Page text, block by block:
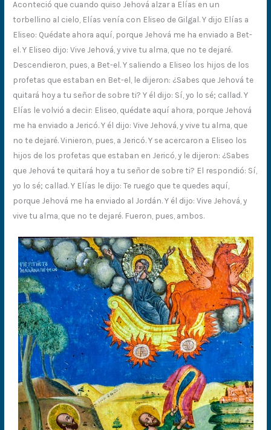
Aconteció que cuando quiso Jehová alzar a Elías en un
torbellino al cielo, Elías venía con Eliseo de Gilgal. Y dijo Elías a
Eliseo: Quédate ahora aquí, porque Jehová me ha enviado a Bet-
el. Y Eliseo dijo: Vive Jehová, y vive tu alma, que no te dejaré.
Descendieron, pues, a Bet-el. Y saliendo a Eliseo los hijos de los
profetas que estaban en Bet-el, le dijeron: ¿Sabes que Jehová te
quitará hoy a tu señor de sobre ti? Y él dijo: Sí, yo lo sé; callad. Y
Elías le volvió a decir: Eliseo, quédate aquí ahora, porque Jehová
me ha enviado a Jericó. Y él dijo: Vive Jehová, y vive tu alma, que
no te dejaré. Vinieron, pues, a Jericó. Y se acercaron a Eliseo los
hijos de los profetas que estaban en Jericó, y le dijeron: ¿Sabes
que Jehová te quitará hoy a tu señor de sobre ti? El respondió: Sí,
yo lo sé; callad. Y Elías le dijo: Te ruego que te quedes aquí,
porque Jehová me ha enviado al Jordán. Y él dijo: Vive Jehová, y
vive tu alma, que no te dejaré. Fueron, pues, ambos.